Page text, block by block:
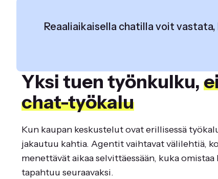
Reaaliaikaisella chatilla voit
Yksi tuen työnkulku,
chat-työkalu
Kun kaupan keskustelut ovat erillisessä
jakautuu kahtia. Agentit vaihtavat välilehtiä,
menettävät aikaa selvittäessään, kuka
tapahtuu seuraavaksi.